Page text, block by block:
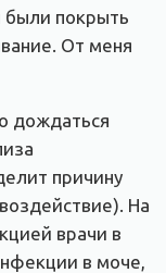
были покрыть
От меня
дождаться
причину
На
врачи в
в моче,